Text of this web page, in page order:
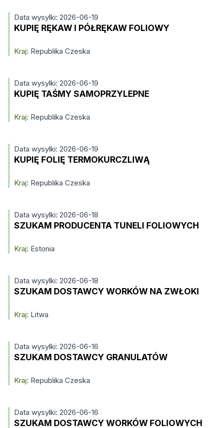
Data wysylki: 2026-06-19
KUPIĘ RĘKAW I PÓŁRĘKAW FOLIOWY
Kraj: Republika Czeska
Data wysylki: 2026-06-19
KUPIĘ TAŚMY SAMOPRZYLEPNE
Kraj: Republika Czeska
Data wysylki: 2026-06-19
KUPIĘ FOLIĘ TERMOKURCZLIWĄ
Kraj: Republika Czeska
Data wysylki: 2026-06-18
SZUKAM PRODUCENTA TUNELI FOLIOWYCH
Kraj: Estonia
Data wysylki: 2026-06-18
SZUKAM DOSTAWCY WORKÓW NA ZWŁOKI
Kraj: Litwa
Data wysylki: 2026-06-16
SZUKAM DOSTAWCY GRANULATÓW
Kraj: Republika Czeska
Data wysylki: 2026-06-16
SZUKAM DOSTAWCY WORKÓW FOLIOWYCH